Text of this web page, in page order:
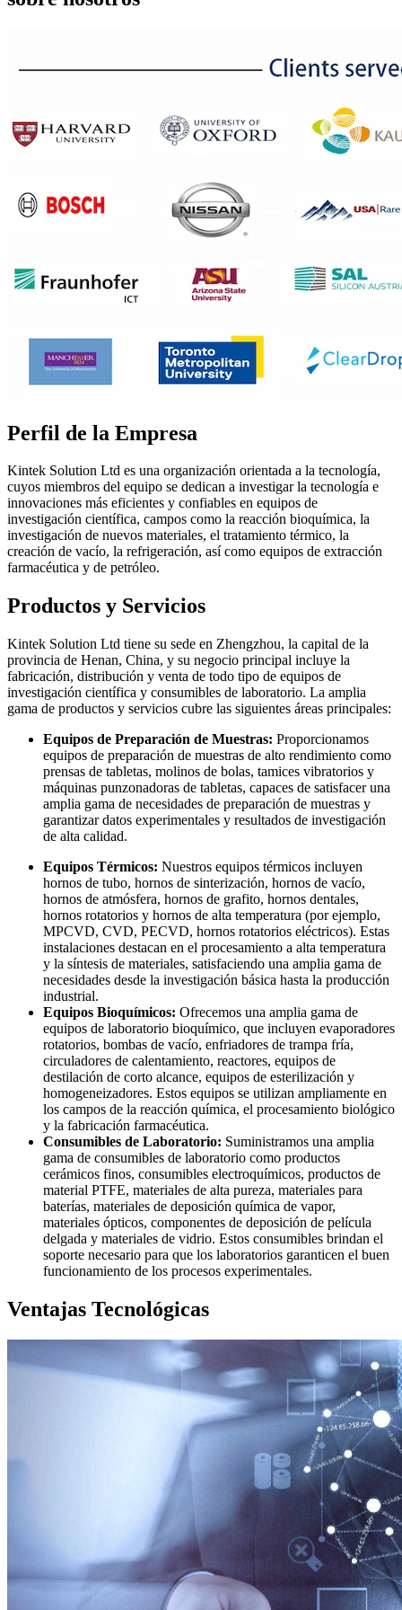
Perfil de la Empresa
Kintek Solution Ltd es una organización orientada a la tecnología,
cuyos miembros del equipo se dedican a investigar la tecnología e
innovaciones más eficientes y confiables en equipos de
investigación científica, campos como la reacción bioquímica, la
investigación de nuevos materiales, el tratamiento térmico, la
creación de vacío, la refrigeración, así como equipos de extracción
farmacéutica y de petróleo.
Productos y Servicios
Kintek Solution Ltd tiene su sede en Zhengzhou, la capital de la
provincia de Henan, China, y su negocio principal incluye la
fabricación, distribución y venta de todo tipo de equipos de
investigación científica y consumibles de laboratorio. La amplia
gama de productos y servicios cubre las siguientes áreas principales:
Equipos de Preparación de Muestras: Proporcionamos
equipos de preparación de muestras de alto rendimiento como
prensas de tabletas, molinos de bolas, tamices vibratorios y
máquinas punzonadoras de tabletas, capaces de satisfacer una
amplia gama de necesidades de preparación de muestras y
garantizar datos experimentales y resultados de investigación
de alta calidad.
Equipos Térmicos: Nuestros equipos térmicos incluyen
hornos de tubo, hornos de sinterización, hornos de vacío,
hornos de atmósfera, hornos de grafito, hornos dentales,
hornos rotatorios y hornos de alta temperatura (por ejemplo,
MPCVD, CVD, PECVD, hornos rotatorios eléctricos). Estas
instalaciones destacan en el procesamiento a alta temperatura
y la síntesis de materiales, satisfaciendo una amplia gama de
necesidades desde la investigación básica hasta la producción
industrial.
Equipos Bioquímicos: Ofrecemos una amplia gama de
equipos de laboratorio bioquímico, que incluyen evaporadores
rotatorios, bombas de vacío, enfriadores de trampa fría,
circuladores de calentamiento, reactores, equipos de
destilación de corto alcance, equipos de esterilización y
homogeneizadores. Estos equipos se utilizan ampliamente en
los campos de la reacción química, el procesamiento biológico
y la fabricación farmacéutica.
Consumibles de Laboratorio: Suministramos una amplia
gama de consumibles de laboratorio como productos
cerámicos finos, consumibles electroquímicos, productos de
material PTFE, materiales de alta pureza, materiales para
baterías, materiales de deposición química de vapor,
materiales ópticos, componentes de deposición de película
delgada y materiales de vidrio. Estos consumibles brindan el
soporte necesario para que los laboratorios garanticen el buen
funcionamiento de los procesos experimentales.
Ventajas Tecnológicas